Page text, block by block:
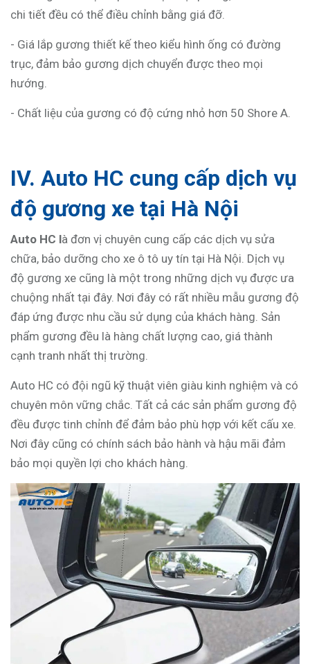
chi tiết đều có thể điều chỉnh bằng giá đỡ.
- Giá lắp gương thiết kế theo kiểu hình ống có đường
trục, đảm bảo gương dịch chuyển được theo mọi
hướng.
- Chất liệu của gương có độ cứng nhỏ hơn 50 Shore A.
IV. Auto HC cung cấp dịch vụ
độ gương xe tại Hà Nội
Auto HC là đơn vị chuyên cung cấp các dịch vụ sửa
chữa, bảo dưỡng cho xe ô tô uy tín tại Hà Nội. Dịch vụ
độ gương xe cũng là một trong những dịch vụ được ưa
chuộng nhất tại đây. Nơi đây có rất nhiều mẫu gương độ
đáp ứng được nhu cầu sử dụng của khách hàng. Sản
phẩm gương đều là hàng chất lượng cao, giá thành
cạnh tranh nhất thị trường.
Auto HC có đội ngũ kỹ thuật viên giàu kinh nghiệm và có
chuyên môn vững chắc. Tất cả các sản phẩm gương độ
đều được tinh chỉnh để đảm bảo phù hợp với kết cấu xe.
Nơi đây cũng có chính sách bảo hành và hậu mãi đảm
bảo mọi quyền lợi cho khách hàng.